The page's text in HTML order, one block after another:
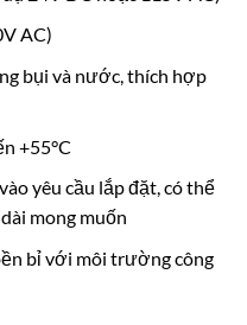
AC)
bụi và nước, thích hợp
+55°C
yêu cầu lắp đặt, có thể
mong muốn
bỉ với môi trường công